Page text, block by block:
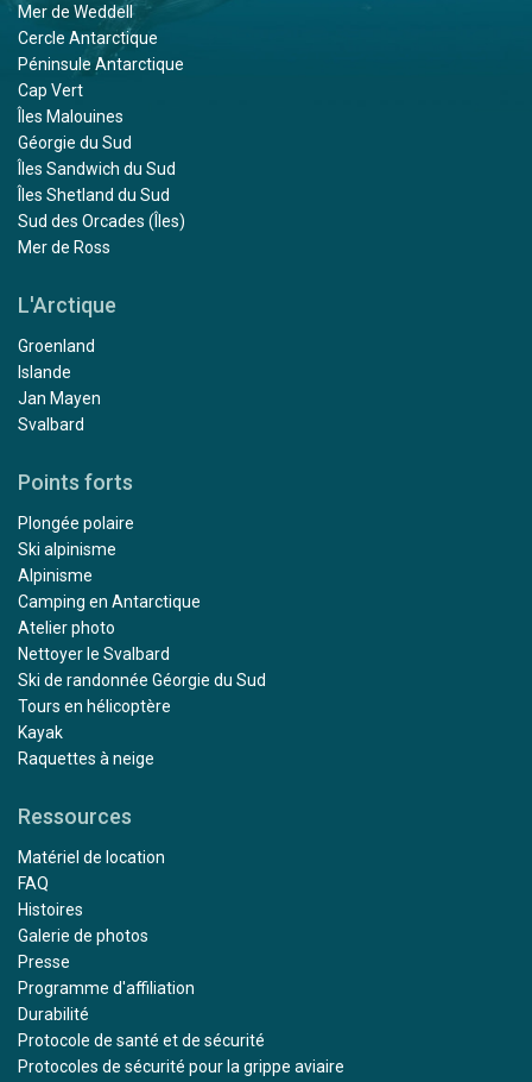
Mer de Weddell
Cercle Antarctique
Péninsule Antarctique
Cap Vert
Îles Malouines
Géorgie du Sud
Îles Sandwich du Sud
Îles Shetland du Sud
Sud des Orcades (Îles)
Mer de Ross
L'Arctique
Groenland
Islande
Jan Mayen
Svalbard
Points forts
Plongée polaire
Ski alpinisme
Alpinisme
Camping en Antarctique
Atelier photo
Nettoyer le Svalbard
Ski de randonnée Géorgie du Sud
Tours en hélicoptère
Kayak
Raquettes à neige
Ressources
Matériel de location
FAQ
Histoires
Galerie de photos
Presse
Programme d'affiliation
Durabilité
Protocole de santé et de sécurité
Protocoles de sécurité pour la grippe aviaire